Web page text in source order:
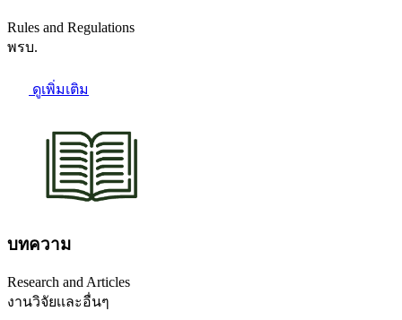
Rules and Regulations
พรบ.
ดูเพิ่มเติม
บทความ
Research and Articles
งานวิจัยเเละอื่นๆ